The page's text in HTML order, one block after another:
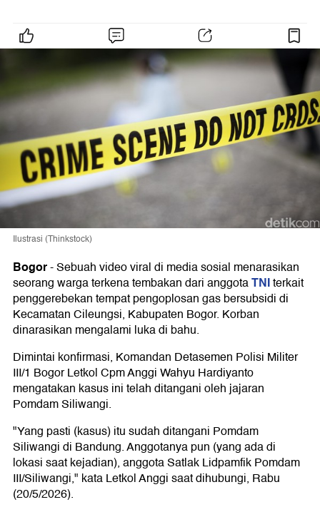
Ilustrasi (Thinkstock)
Bogor-Sebuah video viral di media sosial menarasikan
seorang warga terkena tembakan dari anggotaTNIterkait
penggerebekan tempat pengoplosan gas bersubsidi di
Kecamatan Cileungsi, Kabupaten Bogor. Korban
dinarasikan mengalami luka di bahu.
Dimintai konfirmasi, Komandan Detasemen Polisi Militer
III/1 Bogor Letkol Cpm Anggi Wahyu Hardiyanto
mengatakan kasus ini telah ditangani oleh jajaran
Pomdam Siliwangi.
"Yang pasti (kasus) itu sudah ditangani Pomdam
Siliwangi di Bandung. Anggotanya pun (yang ada di
lokasi saat kejadian), anggota Satlak Lidpamfik Pomdam
III/Siliwangi," kata Letkol Anggi saat dihubungi, Rabu
(20/5/2026).